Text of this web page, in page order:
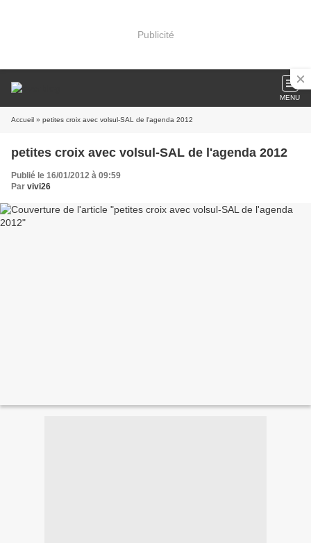
Publicité
MENU
Accueil » petites croix avec volsul-SAL de l'agenda 2012
petites croix avec volsul-SAL de l'agenda 2012
Publié le 16/01/2012 à 09:59
Par vivi26